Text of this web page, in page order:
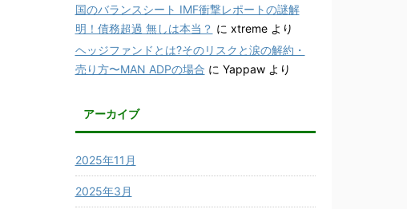
国のバランスシート IMF衝撃レポートの謎解
明！債務超過 無しは本当？ に xtremeより
ヘッジファンドとは?そのリスクと涙の解約・
売り方〜MAN ADPの場合 に Yappawより
アーカイブ
2025年11月
2025年3月